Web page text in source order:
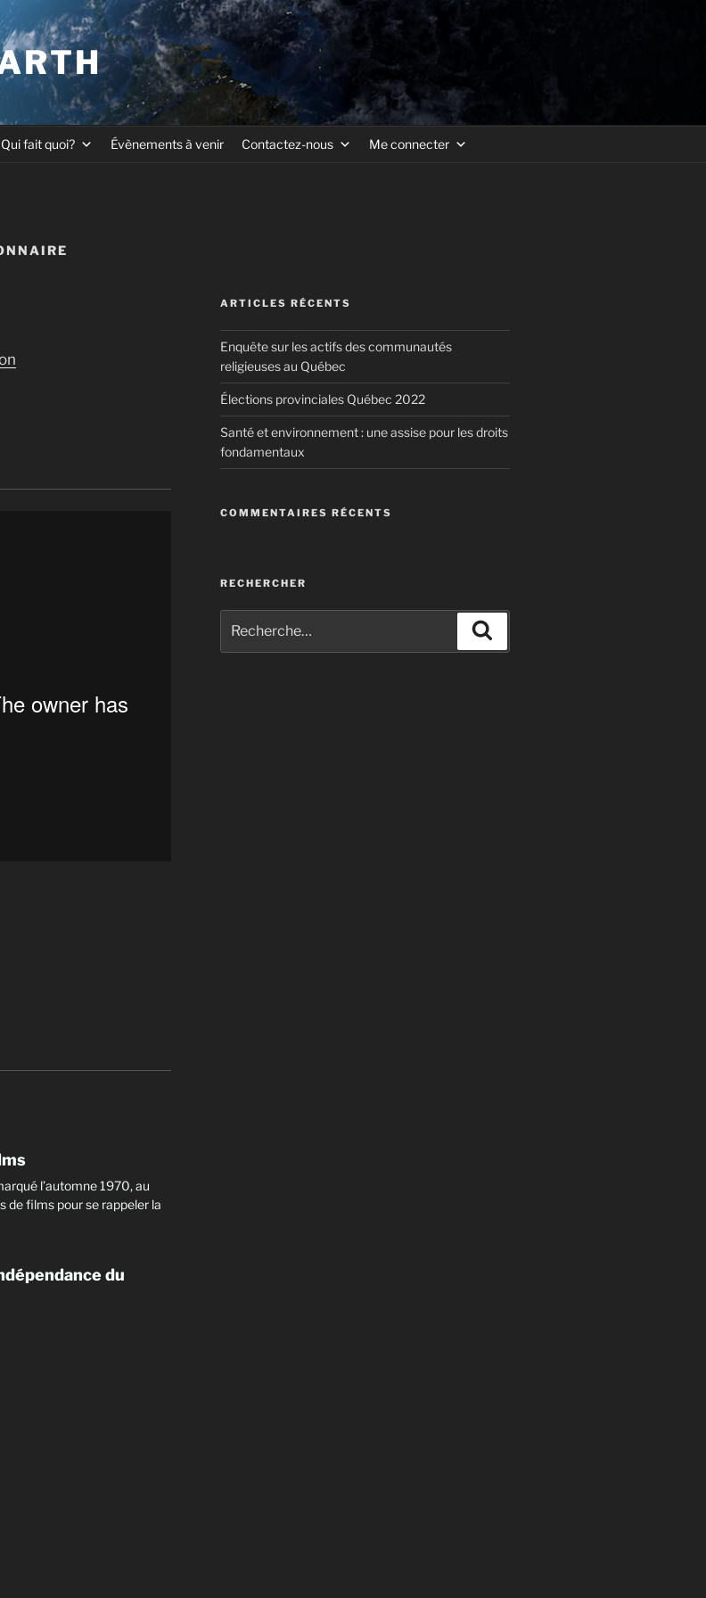
Qui fait quoi? Évènements à venir Contactez-nous Me connecter
l’automne 1970, au
de films pour se rappeler la
du
ARTICLES RÉCENTS
Enquête sur les actifs des communautés
religieuses au Québec
Élections provinciales Québec 2022
Santé et environnement : une assise pour les droits
fondamentaux
COMMENTAIRES RÉCENTS
RECHERCHER